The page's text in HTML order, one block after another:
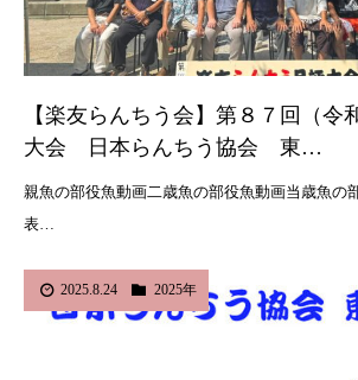
【楽友らんちう会】第８７回（令
大会 日本らんちう協会 東…
親魚の部役魚動画二歳魚の部役魚動画当歳魚の
表…
2025.8.24 2025年